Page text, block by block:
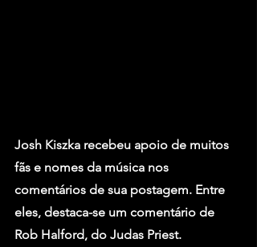
Josh Kiszka recebeu apoio de muitos
fãs e nomes da música nos
comentários de sua postagem. Entre
eles, destaca-se um comentário de
Rob Halford, do Judas Priest.